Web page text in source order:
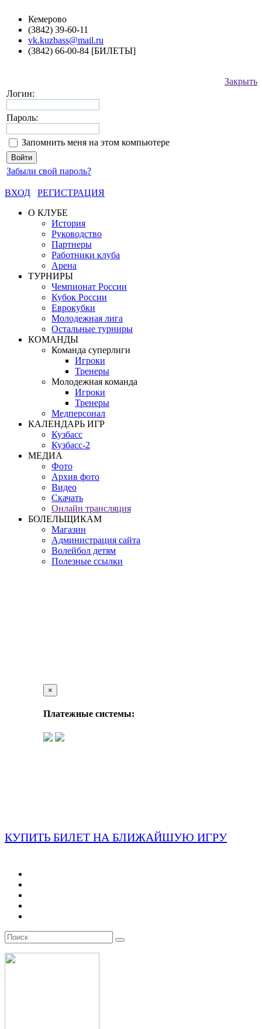
Кемерово
(3842) 39-60-11
vk.kuzbass@mail.ru
(3842) 66-00-84 [БИЛЕТЫ]
Закрыть
Логин:
Пароль:
Запомнить меня на этом компьютере
Забыли свой пароль?
ВХОД
РЕГИСТРАЦИЯ
О КЛУБЕ
История
Руководство
Партнеры
Работники клуба
Арена
ТУРНИРЫ
Чемпионат России
Кубок России
Еврокубки
Молодежная лига
Остальные турниры
КОМАНДЫ
Команда суперлиги
Игроки
Тренеры
Молодежная команда
Игроки
Тренеры
Медперсонал
КАЛЕНДАРЬ ИГР
Кузбасс
Кузбасс-2
МЕДИА
Фото
Архив фото
Видео
Скачать
Онлайн трансляция
БОЛЕЛЬЩИКАМ
Магазин
Администрация сайта
Волейбол детям
Полезные ссылки
×
Платежные системы:
КУПИТЬ БИЛЕТ НА БЛИЖАЙШУЮ ИГРУ